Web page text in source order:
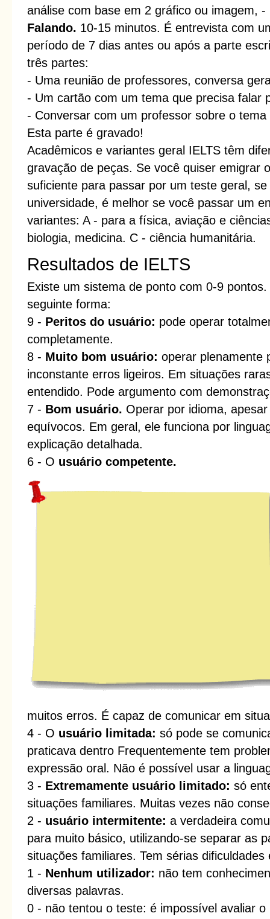
análise com base em 2 gráfico ou imagem,
Falando. 10-15 minutos. É entrevista com
período de 7 dias antes ou após a parte
três partes:
- Uma reunião de professores, conversa
- Um cartão com um tema que precisa falar
- Conversar com um professor sobre o tema
Esta parte é gravado!
Acadêmicos e variantes geral IELTS têm
gravação de peças. Se você quiser emigrar
suficiente para passar por um teste geral,
universidade, é melhor se você passar um
variantes: A - para a física, aviação e
biologia, medicina. C - ciência humanitária.
Resultados de IELTS
Existe um sistema de ponto com 0-9
seguinte forma:
9 - Peritos do usuário: pode operar
completamente.
8 - Muito bom usuário: operar plenamente
inconstante erros ligeiros. Em situações
entendido. Pode argumento com
7 - Bom usuário. Operar por idioma,
equívocos. Em geral, ele funciona por
explicação detalhada.
6 - O usuário competente.
muitos erros. É capaz de comunicar em
4 - O usuário limitada: só pode se
praticava dentro Frequentemente tem
expressão oral. Não é possível usar a
3 - Extremamente usuário limitado: só
situações familiares. Muitas vezes não
2 - usuário intermitente: a verdadeira
para muito básico, utilizando-se separar as
situações familiares. Tem sérias
1 - Nenhum utilizador: não tem
diversas palavras.
0 - não tentou o teste: é impossível avaliar